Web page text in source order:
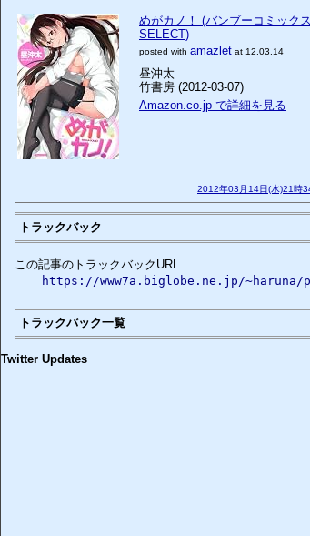
めがカノ！ (バンブーコミック
SELECT)
posted with amazlet at 12.03.14
昼沖太
竹書房 (2012-03-07)
Amazon.co.jp で詳細を見る
2012年03月14日(水)21時
トラックバック
この記事のトラックバックURL
https://www7a.biglobe.ne.jp/
トラックバック一覧
Twitter Updates